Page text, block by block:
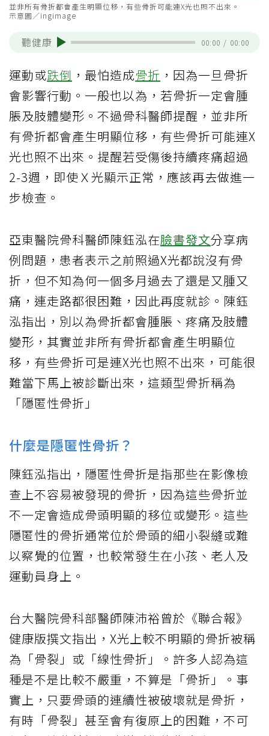
並非所有骨折都會產生明顯位移，有些骨折可能連X光也照不出來。
示意圖／ingimage
聽健康 00:00 / 00:00
運動或跌倒 ，最怕造成骨折 ，因為一旦骨折
會影響行動。一般也以為，若骨折一定會腫
脹及肢體變形。不過骨科醫師提醒，並非所
有骨折都會產生明顯位移，有些骨折可能連X
光也照不出來。提醒若受傷後持續疼痛超過
2-3週，即使Ｘ光顯示正常，應該再去做進一
步檢查。
亞東醫院骨科醫師陳鈺泓在臉書發文分享病
例問題，患者表示之前照過X光都說沒有骨
折，但不知為何一個多月過去了還是又腫又
痛，連走路都很困難，因此再度就診。陳鈺
泓指出，別以為骨折都會腫脹、疼痛及肢體
變形，其實並非所有骨折都會產生明顯位
移，有些骨折可是連X光也照不出來，可能很
難當下馬上被診斷出來，這類型骨折稱為
「隱匿性骨折」
什麼是隱匿性骨折？
陳鈺泓指出，隱匿性骨折是指那些在影像檢
查上不容易被發現的骨折，因為這些骨折並
不一定會造成骨頭明顯的移位或變形。這些
隱匿性的骨折通常位於骨頭的細小裂縫或難
以察覺的位置，也較常發生在小孩、老人及
運動員身上。
台大醫院骨科部醫師陳沛裕曾於《聯合報》
健康版撰文指出，X光上較不明顯的骨折被稱
為「骨裂」或「線性骨折」。許多人認為這
種是不是比較不嚴重，不算是「骨折」。事
實上，只要骨頭的連續性被破壞就是骨折，
有時「骨裂」甚至會有復原上的困難，不可